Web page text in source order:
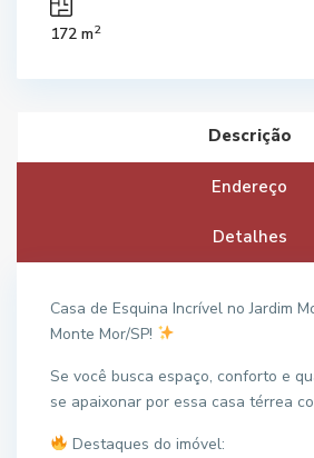
172 m2
Descrição
Endereço
Detalhes
Casa de Esquina Incrível no Jardim
Monte Mor/SP!
Se você busca espaço, conforto e
se apaixonar por essa casa térrea
Destaques do imóvel: